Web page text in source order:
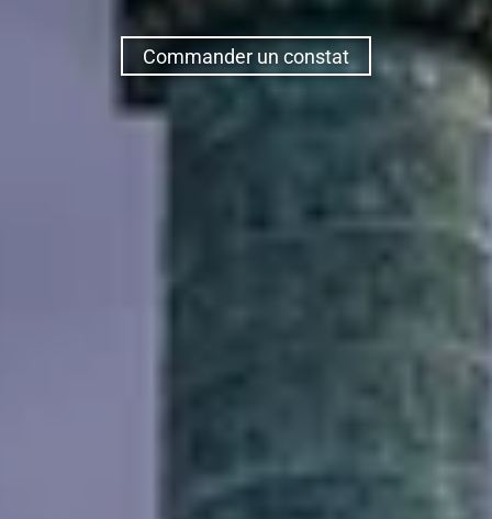
Commander un constat